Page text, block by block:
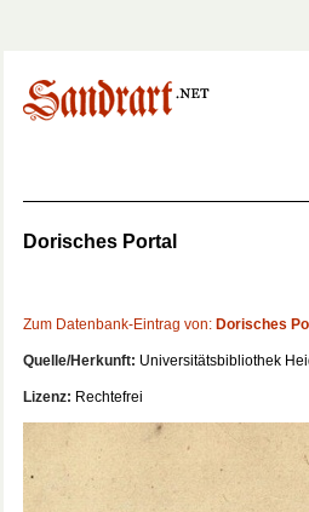
Dorisches Portal
Zum Datenbank-Eintrag von: Dorisches
Quelle/Herkunft: Universitätsbibliothek
Lizenz: Rechtefrei